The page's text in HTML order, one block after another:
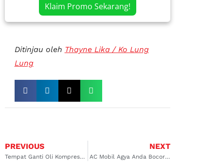
Klaim Promo Sekarang!
Ditinjau oleh Thayne Lika / Ko Lung
Lung
PREVIOUS
Tempat Ganti Oli Kompresor AC di Sambikerep: Kualitas Terbaik dan Terpercaya
NEXT
AC Mobil Agya Anda Bocor? Segera Hubungi Servis AC Mobil di Kalimalang